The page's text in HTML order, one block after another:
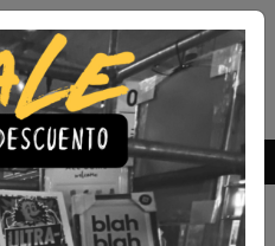
comprando 3 o más productos